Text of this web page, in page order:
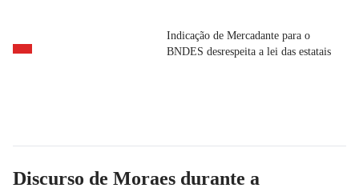
Indicação de Mercadante para o
BNDES desrespeita a lei das estatais
Discurso de Moraes durante a